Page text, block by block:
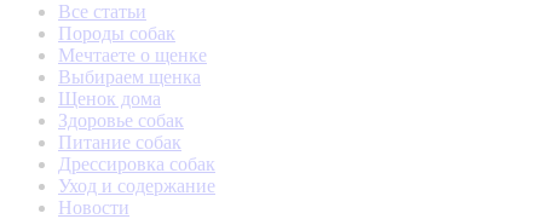
Все статьи
Породы собак
Мечтаете о щенке
Выбираем щенка
Щенок дома
Здоровье собак
Питание собак
Дрессировка собак
Уход и содержание
Новости